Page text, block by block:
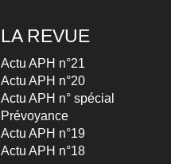
LA REVUE
Actu APH n°21
Actu APH n°20
Actu APH n° spécial
Prévoyance
Actu APH n°19
Actu APH n°18